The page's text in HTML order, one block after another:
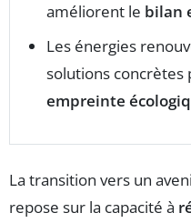
améliorent le bilan
Les énergies
solutions
empreinte
La transition vers un
repose sur la capacité à